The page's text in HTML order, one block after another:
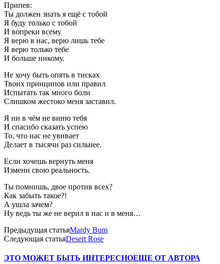
Припев:
Ты должен знать я ещё с тобой
Я буду только с тобой
И вопреки всему
Я верю в нас, верю лишь тебе
Я верю только тебе
И больше никому.
Не хочу быть опять в тисках
Твоих принципов или правил
Испытать так много боли
Слишком жестоко меня заставил.
Я ни в чём не виню тебя
И спасибо сказать успею
То, что нас не увивает
Делает в тысячи раз сильнее.
Если хочешь вернуть меня
Измени свою реальность.
Ты помнишь, двое против всех?
Как забыть такое?!
А ушла зачем?
Ну ведь ты же не верил в нас и в меня…
Предыдущая статьяMardy Bum
Следующая статьяDesert Rose
ЭТО МОЖЕТ БЫТЬ ИНТЕРЕСНОЕЩЕ ОТ АВТОРА